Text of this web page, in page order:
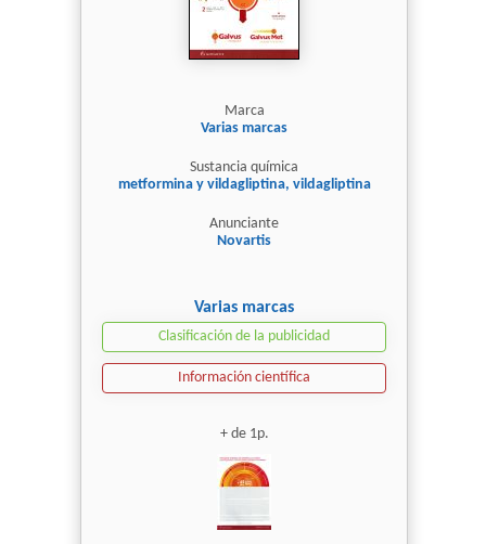
Marca
Varias marcas
Sustancia química
metformina y vildagliptina, vildagliptina
Anunciante
Novartis
Varias marcas
Clasificación de la publicidad
Información científica
+ de 1p.